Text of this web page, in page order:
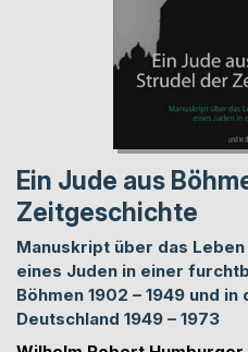
Ein Jude aus
Zeitgeschichte
Manuskript über das
eines Juden in einer
Böhmen 1902 – 1949 und
Deutschland 1949 – 1973